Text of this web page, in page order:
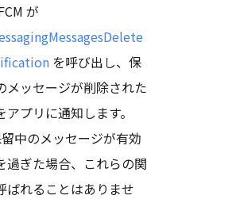
が
を呼び出し、保
メッセージが削除された
アプリに通知します。
中のメッセージが有効
過ぎた場合、これらの関
ばれることはありませ